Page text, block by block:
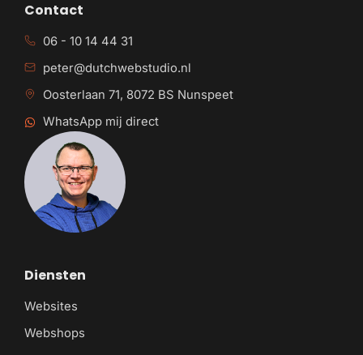
Diensten
Websites
Webshops
Contact
06 - 10 14 44 31
peter@dutchwebstudio.nl
Oosterlaan 71, 8072 BS Nunspeet
WhatsApp mij direct